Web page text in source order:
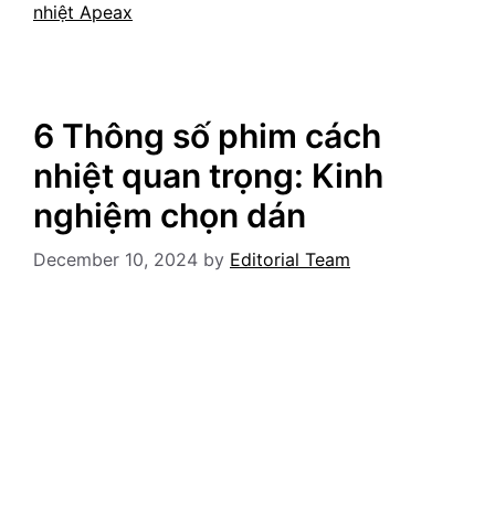
nhiệt Apeax
6 Thông số phim cách
nhiệt quan trọng: Kinh
nghiệm chọn dán
December 10, 2024 by Editorial Team